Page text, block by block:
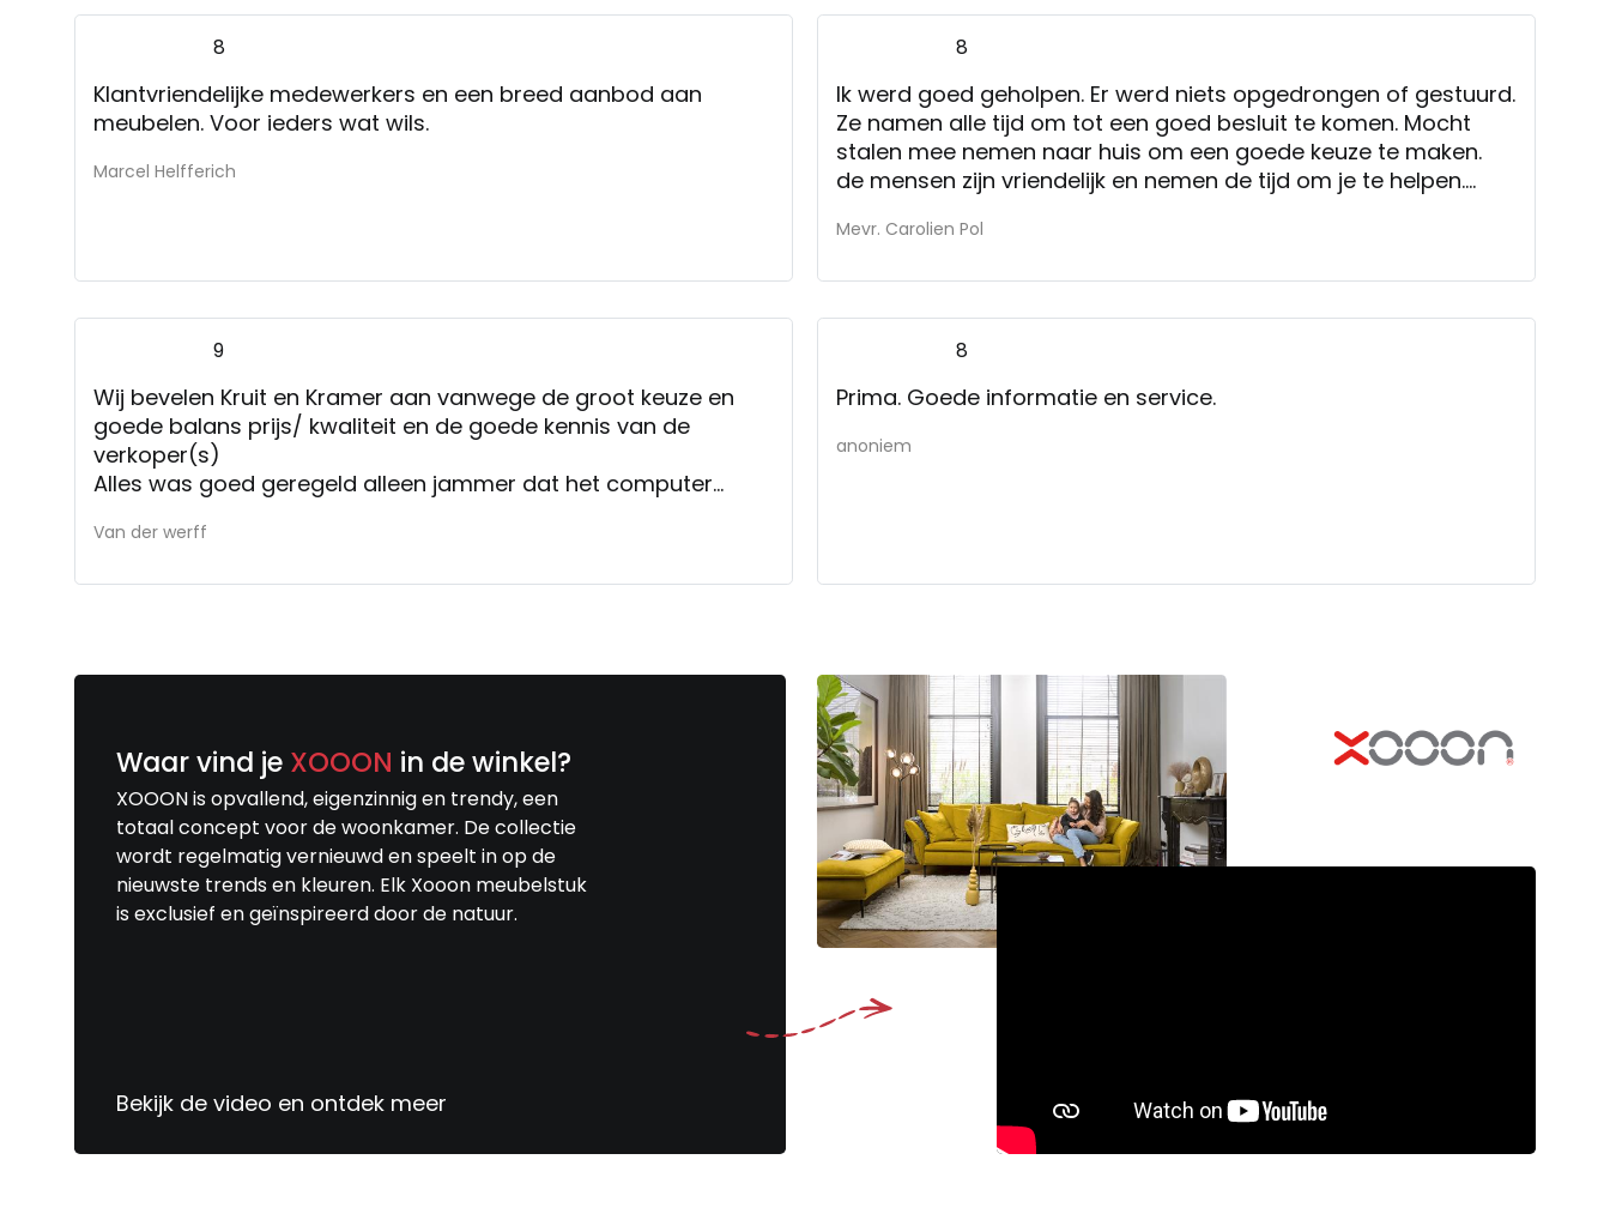
8
Klantvriendelijke medewerkers en een breed aanbod aan
meubelen. Voor ieders wat wils.
Marcel Helfferich
8
Ik werd goed geholpen. Er werd niets opgedrongen of gestuurd.
Ze namen alle tijd om tot een goed besluit te komen. Mocht
stalen mee nemen naar huis om een goede keuze te maken.
de mensen zijn vriendelijk en nemen de tijd om je te helpen.
Mevr. Carolien Pol
9
Wij bevelen Kruit en Kramer aan vanwege de groot keuze en
goede balans prijs/ kwaliteit en de goede kennis van de
verkoper(s)
Alles was goed geregeld alleen jammer dat het computer
gegeven. Maar dit is voor ons geen reden niet weer terug te
Van der werff
8
Prima. Goede informatie en service.
anoniem
Waar vind je XOOON in de winkel?
XOOON is opvallend, eigenzinnig en trendy, een
totaal concept voor de woonkamer. De collectie
wordt regelmatig vernieuwd en speelt in op de
nieuwste trends en kleuren. Elk Xooon meubelstuk
is exclusief en geïnspireerd door de natuur.
Bekijk de video en ontdek meer